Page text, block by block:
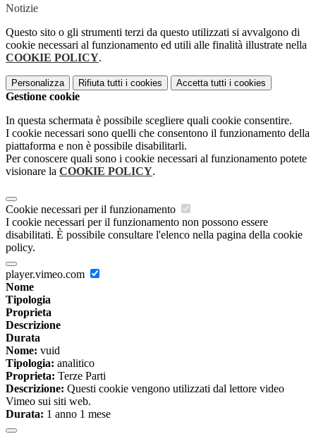
Notizie
Questo sito o gli strumenti terzi da questo utilizzati si avvalgono di
cookie necessari al funzionamento ed utili alle finalità illustrate nella
COOKIE POLICY.
Personalizza Rifiuta tutti i cookies Accetta tutti i cookies
Gestione cookie
In questa schermata è possibile scegliere quali cookie consentire.
I cookie necessari sono quelli che consentono il funzionamento della
piattaforma e non è possibile disabilitarli.
Per conoscere quali sono i cookie necessari al funzionamento potete
visionare la COOKIE POLICY.
Cookie necessari per il funzionamento
I cookie necessari per il funzionamento non possono essere
disabilitati. È possibile consultare l'elenco nella pagina della cookie
policy.
player.vimeo.com
Nome
Tipologia
Proprieta
Descrizione
Durata
Nome: vuid
Tipologia: analitico
Proprieta: Terze Parti
Descrizione: Questi cookie vengono utilizzati dal lettore video
Vimeo sui siti web.
Durata: 1 anno 1 mese